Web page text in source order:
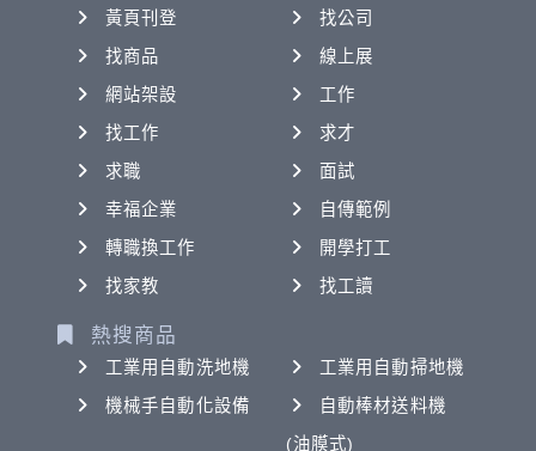
黃頁刊登
找公司
找商品
線上展
網站架設
工作
找工作
求才
求職
面試
幸福企業
自傳範例
轉職換工作
開學打工
找家教
找工讀
熱搜商品
工業用自動洗地機
工業用自動掃地機
機械手自動化設備
自動棒材送料機
(油膜式)